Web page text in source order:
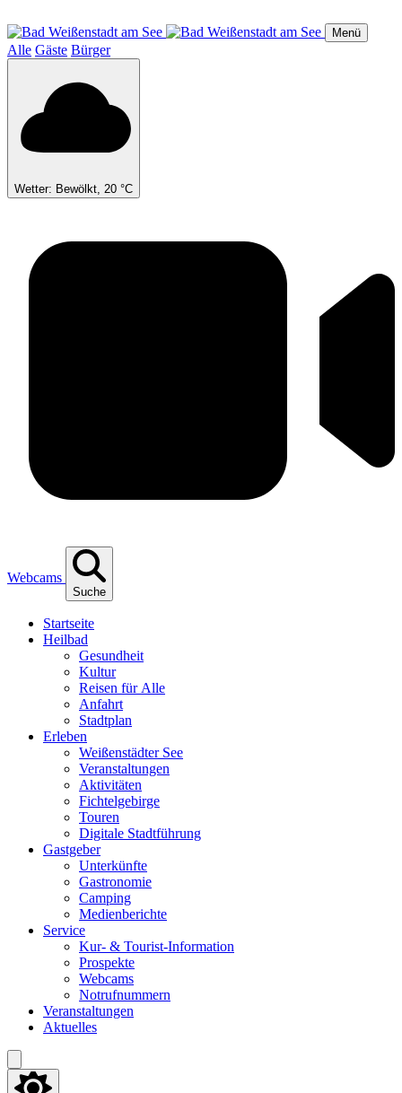
zum
Inhalt
Menü
Alle Gäste Bürger
Wetter: Bewölkt, 20 °C
Webcams
Suche
Start­sei­te
Heil­bad
Gesund­heit
Kul­tur
Rei­sen für Alle
Anfahrt
Stadt­plan
Erle­ben
Wei­ßen­städ­ter See
Ver­an­stal­tun­gen
Akti­vi­tä­ten
Fich­tel­ge­bir­ge
Tou­ren
Digi­ta­le Stadtführung
Gast­ge­ber
Unter­künf­te
Gas­tro­no­mie
Cam­ping
Medi­en­be­rich­te
Ser­vice
Kur- & Tourist-Information
Pro­spek­te
Web­cams
Not­ruf­num­mern
Ver­an­stal­tun­gen
Aktu­el­les